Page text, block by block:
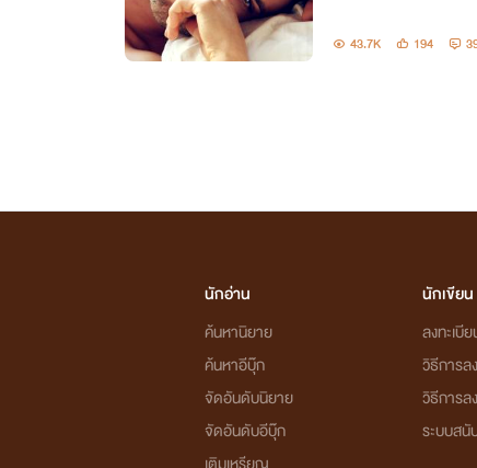
43.7K 194
นักอ่าน
ค้นหานิยาย
ค้นหาอีบุ๊ก
จัดอันดับนิยาย
จัดอันดับอีบุ๊ก
นักเขียน
ลงทะเบี
วิธีการล
วิธีการล
ระบบส